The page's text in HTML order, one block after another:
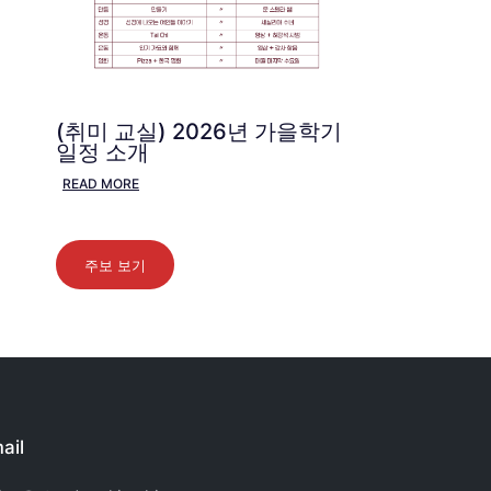
(취미 교실) 2026년 가을학기
일정 소개
READ MORE
주보 보기